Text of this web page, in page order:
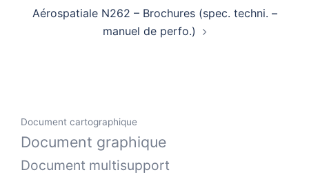
Aérospatiale N262 – Brochures (spec. techni. –
manuel de perfo.)
Document cartographique
Document graphique
Document multisupport